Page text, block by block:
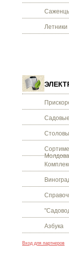
Летники
Азбука
Вход для партнеров